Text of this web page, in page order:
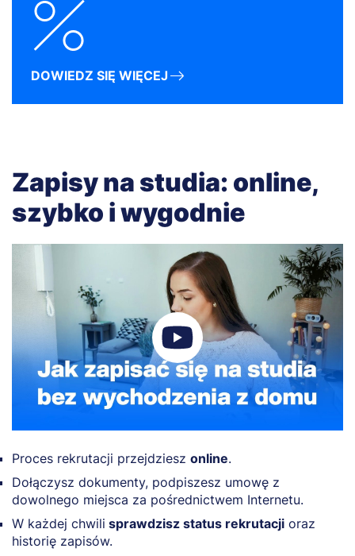
DOWIEDZ SIĘ WIĘCEJ
Zapisy na studia: online,
szybko i wygodnie
Proces rekrutacji przejdziesz online.
Dołączysz dokumenty, podpiszesz umowę z
dowolnego miejsca za pośrednictwem Internetu.
W każdej chwili sprawdzisz status rekrutacji oraz
historię zapisów.